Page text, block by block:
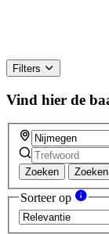
Filters
Vind hier de
Zoeken Zoeken
Sorteer op